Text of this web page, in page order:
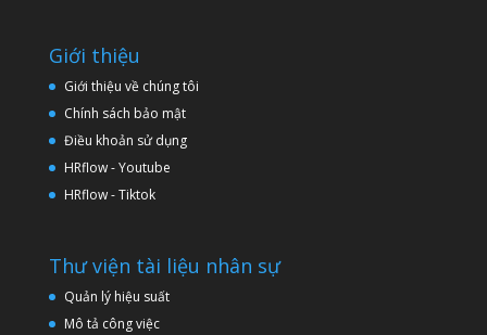
Giới thiệu
Giới thiệu về chúng tôi
Chính sách bảo mật
Điều khoản sử dụng
HRflow - Youtube
HRflow - Tiktok
Thư viện tài liệu nhân sự
Quản lý hiệu suất
Mô tả công việc